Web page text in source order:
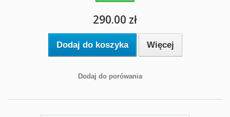
290.00 zł
Dodaj do koszyka Więcej
Dodaj do porówania